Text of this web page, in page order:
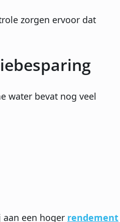
zorgen ervoor dat
water bevat nog veel
een hoger rendement